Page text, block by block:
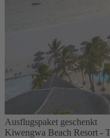
Ausflugspaket geschenkt
Kiwengwa Beach Resort -